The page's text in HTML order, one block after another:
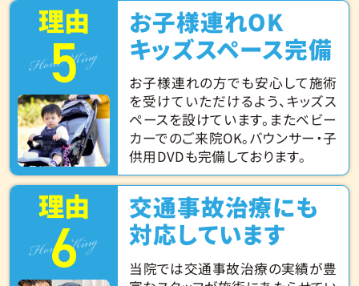
理由
5
Hone King
お子様連れOK
キッズスペース完備
お子様連れの方でも安心して施術
を受けていただけるよう、キッズス
ペースを設けています。またベビー
カーでのご来院OK。バウンサー・子
供用DVDも完備しております。
理由
6
Hone King
交通事故治療にも
対応しています
当院では交通事故治療の実績が豊